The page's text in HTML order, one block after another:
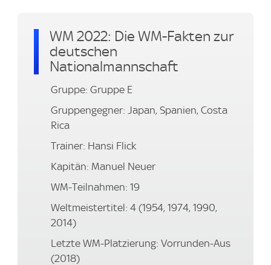
WM 2022: Die WM-Fakten zur
deutschen
Nationalmannschaft
Gruppe: Gruppe E
Gruppengegner: Japan, Spanien, Costa
Rica
Trainer: Hansi Flick
Kapitän: Manuel Neuer
WM-Teilnahmen: 19
Weltmeistertitel: 4 (1954, 1974, 1990,
2014)
Letzte WM-Platzierung: Vorrunden-Aus
(2018)